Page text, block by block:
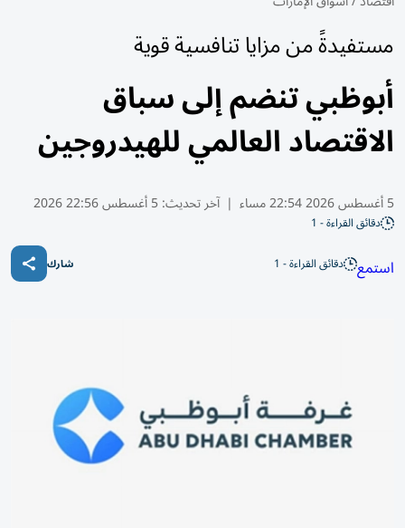
مستفيدةً من مزايا تنافسية قوية
أبوظبي تنضم إلى سباق
الاقتصاد العالمي للهيدروجين
5 أغسطس 2026 22:54 مساء | آخر تحديث:5 أغسطس 22:56 2026
دقائق القراءة - 1
استمع دقائق القراءة - 1 شارك